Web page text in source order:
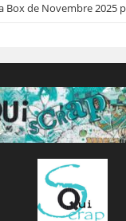
Box de Novembre 2025